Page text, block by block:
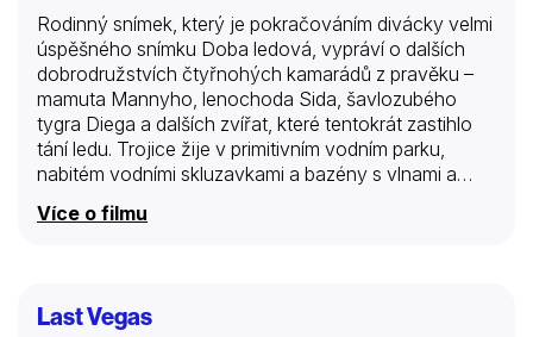
Rodinný snímek, který je pokračováním divácky velmi
úspěšného snímku Doba ledová, vypráví o dalších
dobrodružstvích čtyřnohých kamarádů z pravěku –
mamuta Mannyho, lenochoda Sida, šavlozubého
tygra Diega a dalších zvířat, které tentokrát zastihlo
tání ledu. Trojice žije v primitivním vodním parku,
nabitém vodními skluzavkami a bazény s vlnami a
užívá si sluníčka. Musí ale společně čelit nejen
pukajícím ledovcům, vodopádům a nebezpečným
žaludem…
Více o filmu
Last Vegas